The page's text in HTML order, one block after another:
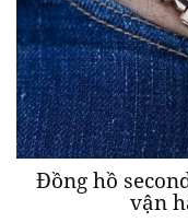
Đồng hồ
vận